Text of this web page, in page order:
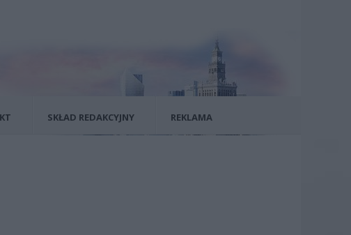
SKŁAD REDAKCYJNY REKLAMA